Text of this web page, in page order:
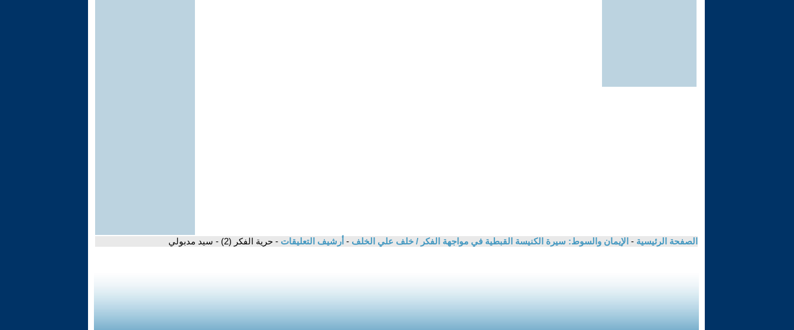
الصفحة الرئيسية - الإيمان والسوط: سيرة الكنيسة القبطية في مواجهة الفكر / خلف علي الخلف - أرشيف التعليقات - حرية الفكر (2) - سيد مدبولي